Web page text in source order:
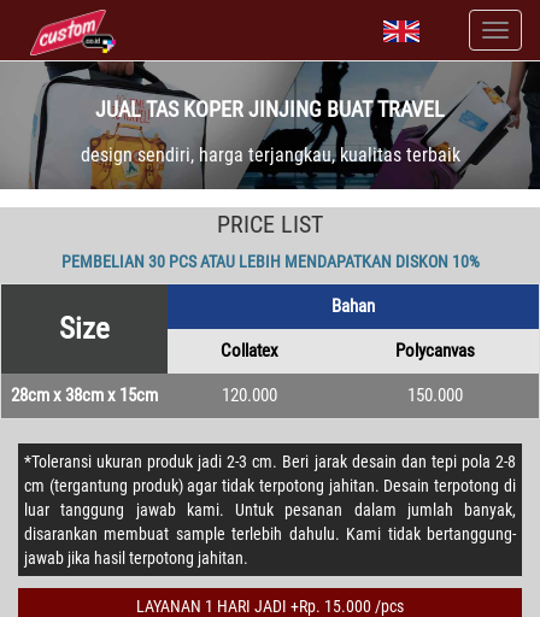
JUAL TAS KOPER JINJING BUAT TRAVEL
design sendiri, harga terjangkau, kualitas terbaik
PRICE LIST
PEMBELIAN 30 PCS ATAU LEBIH MENDAPATKAN DISKON 10%
Size
Bahan
Collatex Polycanvas
28cm x 38cm x 15cm 120.000 150.000
*Toleransi ukuran produk jadi 2-3 cm. Beri jarak desain dan tepi pola 2-8
cm (tergantung produk) agar tidak terpotong jahitan. Desain terpotong di
luar tanggung jawab kami. Untuk pesanan dalam jumlah banyak,
disarankan membuat sample terlebih dahulu. Kami tidak bertanggung-
jawab jika hasil terpotong jahitan.
LAYANAN 1 HARI JADI +Rp. 15.000 /pcs